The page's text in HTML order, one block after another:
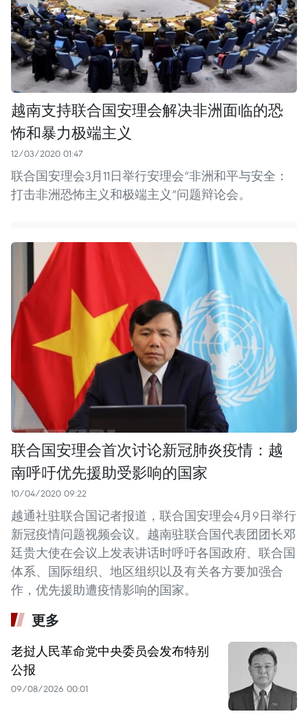
越南支持联合国安理会解决非洲面临的恐
怖和暴力极端主义
12/03/2020 01:47
联合国安理会3月11日举行安理会“非洲和平与安全：
打击非洲恐怖主义和极端主义”问题辩论会。
联合国安理会首次讨论新冠肺炎疫情：越
南呼吁优先援助受影响的国家
10/04/2020 09:22
越通社驻联合国记者报道，联合国安理会4月9日举行
新冠疫情问题视频会议。越南驻联合国代表团团长邓
廷贵大使在会议上发表讲话时呼吁各国政府、联合国
体系、国际组织、地区组织以及有关各方要加强合
作，优先援助遭疫情影响的国家。
更多
老挝人民革命党中央委员会发布特别
公报
09/08/2026 00:01